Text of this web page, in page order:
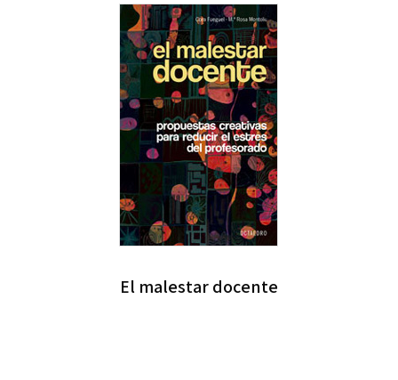
El malestar docente